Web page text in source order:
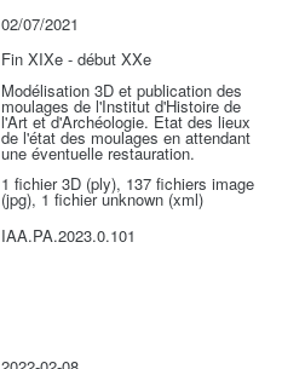
02/07/2021
Fin XIXe - début XXe
Modélisation 3D et publication des
moulages de l'Institut d'Histoire de
l'Art et d'Archéologie. Etat des lieux
de l'état des moulages en attendant
une éventuelle restauration.
1 fichier 3D (ply), 137 fichiers image
(jpg), 1 fichier unknown (xml)
IAA.PA.2023.0.101